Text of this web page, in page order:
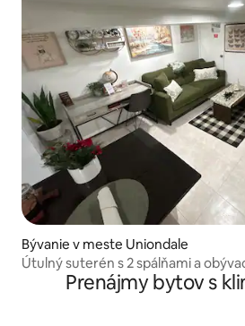
Bývanie v meste Uniondale
Útulný suterén s 2 spálňami a
Prenájmy bytov s